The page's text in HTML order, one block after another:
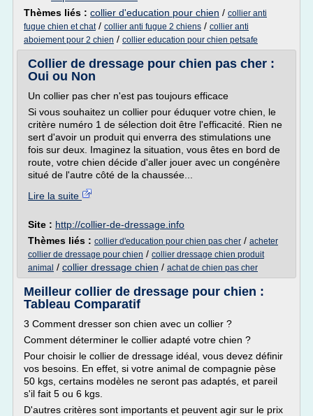
Thèmes liés : collier d'education pour chien / collier anti
fugue chien et chat/ collier anti fugue 2 chiens / collier anti
aboiement pour 2 chien / collier education pour chien petsafe
Collier de dressage pour chien pas cher :
Oui ou Non
Un collier pas cher n'est pas toujours efficace
Si vous souhaitez un collier pour éduquer votre chien, le
critère numéro 1 de sélection doit être l'efficacité. Rien ne
sert d'avoir un produit qui enverra des stimulations une
fois sur deux. Imaginez la situation, vous êtes en bord de
route, votre chien décide d'aller jouer avec un congénère
situé de l'autre côté de la chaussée...
Lire la suite
Site : http://collier-de-dressage.info
Thèmes liés : collier d'education pour chien pas cher / acheter
collier de dressage pour chien / collier dressage chien produit
animal / collier dressage chien / achat de chien pas cher
Meilleur collier de dressage pour chien :
Tableau Comparatif
3 Comment dresser son chien avec un collier ?
Comment déterminer le collier adapté votre chien ?
Pour choisir le collier de dressage idéal, vous devez définir
vos besoins. En effet, si votre animal de compagnie pèse
50 kgs, certains modèles ne seront pas adaptés, et pareil
s'il fait 5 ou 6 kgs.
D'autres critères sont importants et peuvent agir sur le prix